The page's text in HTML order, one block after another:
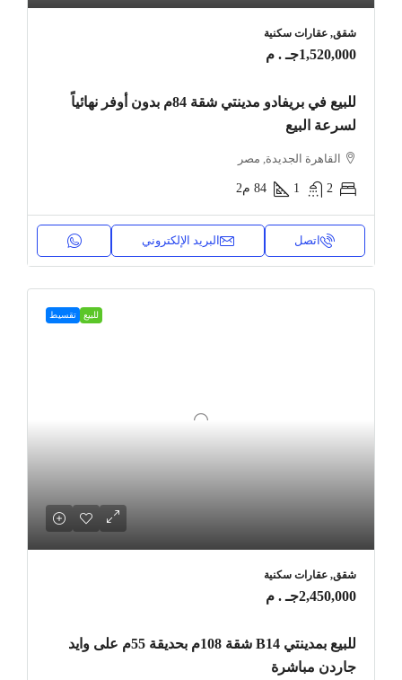
شقق, عقارات سكنية
1,520,000جـ . م
للبيع في بريفادو مدينتي شقة 84م بدون أوفر نهائياً
لسرعة البيع
القاهرة الجديدة, مصر
2
1
84 م2
اتصل البريد الإلكتروني
للبيع تقسيط
شقق, عقارات سكنية
2,450,000جـ . م
للبيع بمدينتي B14 شقة 108م بحديقة 55م على وايد
جاردن مباشرة